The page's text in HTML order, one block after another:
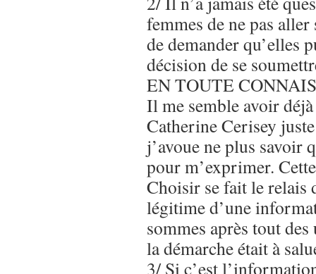
femmes de ne pas
de demander qu’elles
décision de se
EN TOUTE
Il me semble avoir
Catherine Cerisey
j’avoue ne plus savoir
pour m’exprimer.
Choisir se fait le relais
légitime d’une
sommes après tout des
la démarche était à
3/ Si c’est